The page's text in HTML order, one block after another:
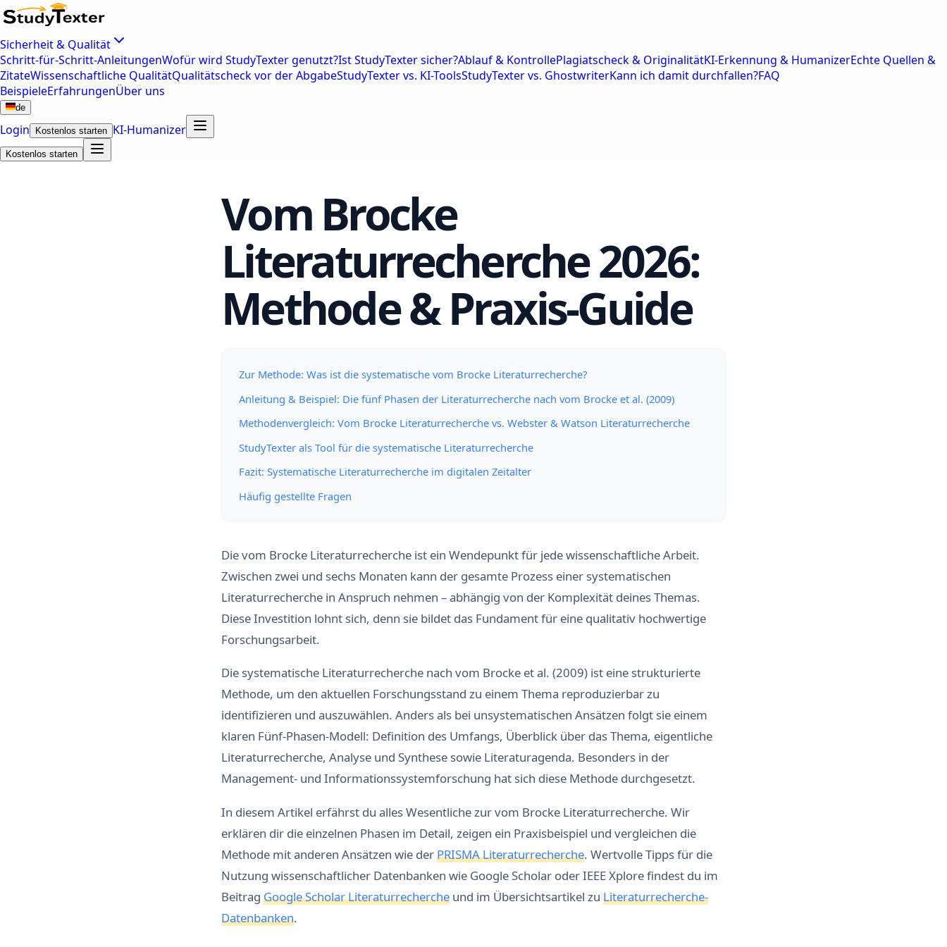
Sicherheit & Qualität
Schritt-für-Schritt-AnleitungenWofür wird StudyTexter genutzt?Ist StudyTexter sicher?Ablauf & KontrollePlagiatscheck & OriginalitätKI-Erkennung & HumanizerEchte Quellen &
ZitateWissenschaftliche QualitätQualitätscheck vor der AbgabeStudyTexter vs. KI-ToolsStudyTexter vs. GhostwriterKann ich damit durchfallen?FAQ
BeispieleErfahrungenÜber uns
de
Login Kostenlos starten KI-Humanizer
Kostenlos starten
Vom Brocke
Literaturrecherche 2026:
Methode & Praxis-Guide
Zur Methode: Was ist die systematische vom Brocke Literaturrecherche?
Anleitung & Beispiel: Die fünf Phasen der Literaturrecherche nach vom Brocke et al. (2009)
Methodenvergleich: Vom Brocke Literaturrecherche vs. Webster & Watson Literaturrecherche
StudyTexter als Tool für die systematische Literaturrecherche
Fazit: Systematische Literaturrecherche im digitalen Zeitalter
Häufig gestellte Fragen
Die vom Brocke Literaturrecherche ist ein Wendepunkt für jede wissenschaftliche Arbeit.
Zwischen zwei und sechs Monaten kann der gesamte Prozess einer systematischen
Literaturrecherche in Anspruch nehmen – abhängig von der Komplexität deines Themas.
Diese Investition lohnt sich, denn sie bildet das Fundament für eine qualitativ hochwertige
Forschungsarbeit.
Die systematische Literaturrecherche nach vom Brocke et al. (2009) ist eine strukturierte
Methode, um den aktuellen Forschungsstand zu einem Thema reproduzierbar zu
identifizieren und auszuwählen. Anders als bei unsystematischen Ansätzen folgt sie einem
klaren Fünf-Phasen-Modell: Definition des Umfangs, Überblick über das Thema, eigentliche
Literaturrecherche, Analyse und Synthese sowie Literaturagenda. Besonders in der
Management- und Informationssystemforschung hat sich diese Methode durchgesetzt.
In diesem Artikel erfährst du alles Wesentliche zur vom Brocke Literaturrecherche. Wir
erklären dir die einzelnen Phasen im Detail, zeigen ein Praxisbeispiel und vergleichen die
Methode mit anderen Ansätzen wie derPRISMA Literaturrecherche. Wertvolle Tipps für die
Nutzung wissenschaftlicher Datenbanken wie Google Scholar oder IEEE Xplore findest du im
Beitrag Google Scholar Literaturrecherche und im Übersichtsartikel zu Literaturrecherche-
Datenbanken.